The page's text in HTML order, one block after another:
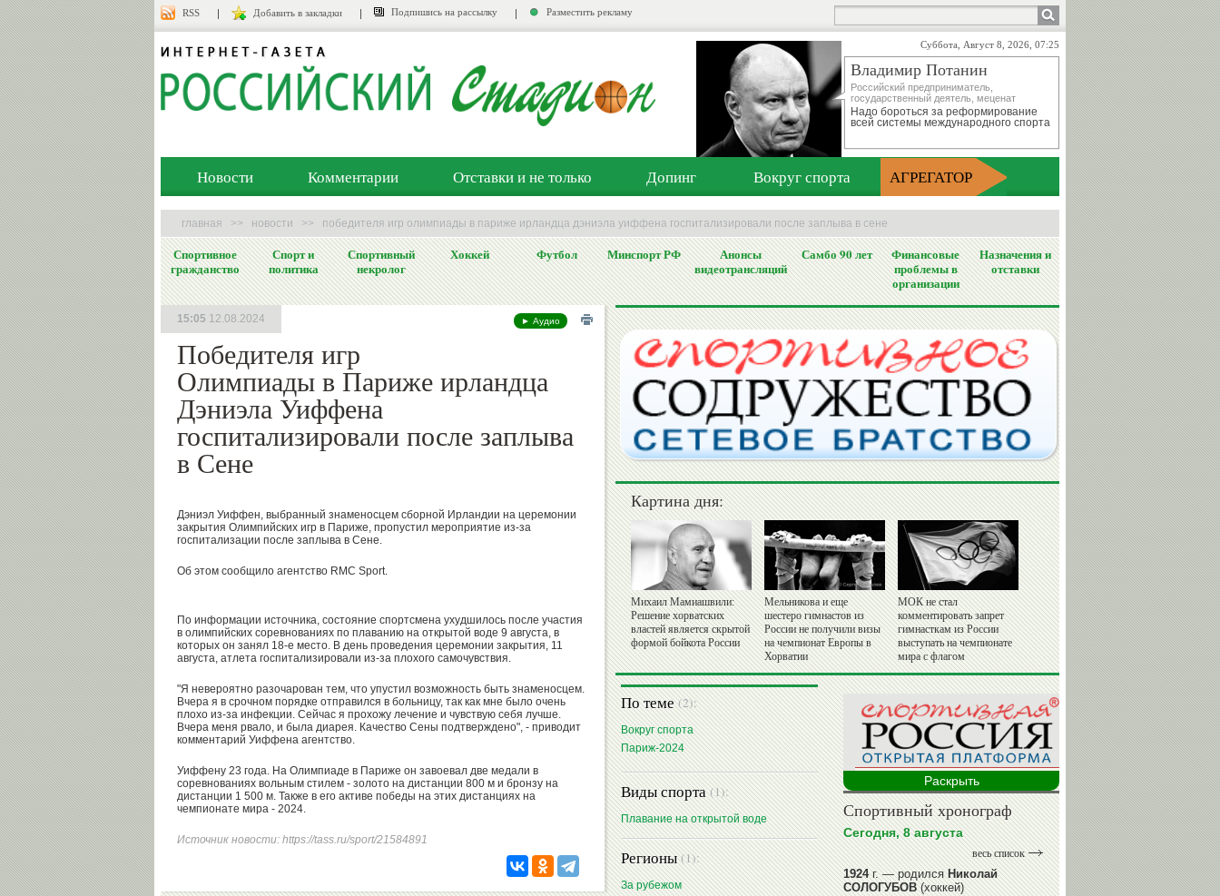
RSS Добавить в закладки Подпишись на рассылку Разместить рекламу
Суббота, Август 8, 2026, 07:25
Владимир Потанин
Российский предприниматель,
государственный деятель, меценат
Надо бороться за реформирование
всей системы международного спорта
Новости Комментарии Отставки и не только Допинг Вокруг спорта АГРЕГАТОР
главная >> новости >> победителя игр олимпиады в париже ирландца дэниэла уиффена госпитализировали после заплыва в сене
Спортивное
гражданство
Спорт и
политика
Спортивный
некролог
Хоккей Футбол Минспорт РФ
Анонсы
видеотрансляций
Самбо 90 лет
Финансовые
проблемы в
организации
Назначения и
отставки
► Аудио
Победителя игр
Олимпиады в Париже ирландца
Дэниэла Уиффена
госпитализировали после заплыва
в Сене
15:05 12.08.2024
Дэниэл Уиффен, выбранный знаменосцем сборной Ирландии на церемонии
закрытия Олимпийских игр в Париже, пропустил мероприятие из-за
госпитализации после заплыва в Сене.
Об этом сообщило агентство RMC Sport.
По информации источника, состояние спортсмена ухудшилось после участия
в олимпийских соревнованиях по плаванию на открытой воде 9 августа, в
которых он занял 18-е место. В день проведения церемонии закрытия, 11
августа, атлета госпитализировали из-за плохого самочувствия.
"Я невероятно разочарован тем, что упустил возможность быть знаменосцем.
Вчера я в срочном порядке отправился в больницу, так как мне было очень
плохо из-за инфекции. Сейчас я прохожу лечение и чувствую себя лучше.
Вчера меня рвало, и была диарея. Качество Сены подтверждено", - приводит
комментарий Уиффена агентство.
Уиффену 23 года. На Олимпиаде в Париже он завоевал две медали в
соревнованиях вольным стилем - золото на дистанции 800 м и бронзу на
дистанции 1 500 м. Также в его активе победы на этих дистанциях на
чемпионате мира - 2024.
Источник новости: https://tass.ru/sport/21584891
Картина дня:
Михаил Мамиашвили:
Решение хорватских
властей является скрытой
формой бойкота России
Мельникова и еще
шестеро гимнастов из
России не получили визы
на чемпионат Европы в
Хорватии
МОК не стал
комментировать запрет
гимнасткам из России
выступать на чемпионате
мира с флагом
По теме(2):
Вокруг спорта
Париж-2024
Виды спорта(1):
Плавание на открытой воде
Регионы(1):
За рубежом
Раскрыть
Спортивный хронограф
Сегодня, 8 августа
весь список
1924г. — родилсяНиколай
СОЛОГУБОВ(хоккей)